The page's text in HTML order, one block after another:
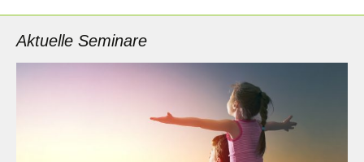
Aktuelle Seminare